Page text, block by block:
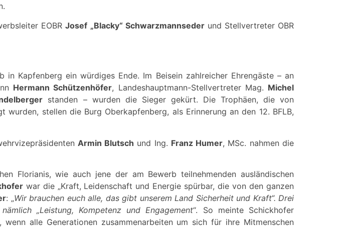
EOBRJosef „Blacky“ Schwarzmannsederund Stellvertreter OBR
Kapfenberg ein würdiges Ende. Im Beisein zahlreicher Ehrengäste – an
Hermann Schützenhöfer, Landeshauptmann-Stellvertreter Mag. Michel
standen – wurden die Sieger gekürt. Die Trophäen, die von
stellen die Burg Oberkapfenberg, als Erinnerung an den 12. BFLB,
Armin Blutsch und Ing. Franz Humer, MSc. nahmen die
Florianis, wie auch jene der am Bewerb teilnehmenden ausländischen
war die „Kraft, Leidenschaft und Energie spürbar, die von den ganzen
: „Wir brauchen euch alle, das gibt unserem Land Sicherheit und Kraft“. Drei
„Leistung, Kompetenz und Engagement“. So meinte Schickhofer
alle Generationen zusammenarbeiten um sich für ihre Mitmenschen